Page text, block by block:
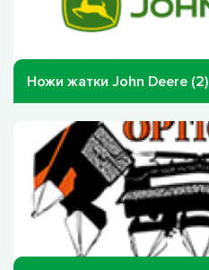
Ножи жатки John Deere (2)